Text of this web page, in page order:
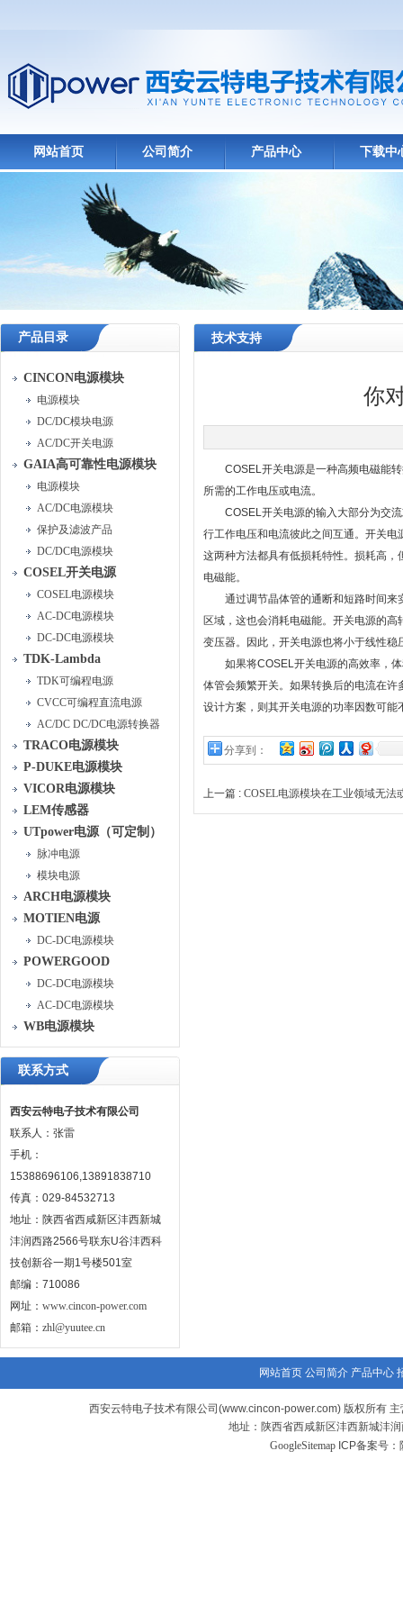
网站首页 公司简介 产品中心 下载中
产品目录
CINCON电源模块
电源模块
DC/DC模块电源
AC/DC开关电源
GAIA高可靠性电源模块
电源模块
AC/DC电源模块
保护及滤波产品
DC/DC电源模块
COSEL开关电源
COSEL电源模块
AC-DC电源模块
DC-DC电源模块
TDK-Lambda
TDK可编程电源
CVCC可编程直流电源
AC/DC DC/DC电源转换器
TRACO电源模块
P-DUKE电源模块
VICOR电源模块
LEM传感器
UTpower电源（可定制）
脉冲电源
模块电源
ARCH电源模块
MOTIEN电源
DC-DC电源模块
POWERGOOD
DC-DC电源模块
AC-DC电源模块
WB电源模块
联系方式
西安云特电子技术有限公司
联系人：张雷
手机：
15388696106,13891838710
传真：029-84532713
地址：陕西省西咸新区沣西新城
沣润西路2566号联东U谷沣西科
技创新谷一期1号楼501室
邮编：710086
网址： www.cincon-power.com
邮箱： zhl@yuutee.cn
技术支持
你
COSEL开关电源是一种高频电磁能转
所需的工作电压或电流。
COSEL开关电源的输入大部分为交流
行工作电压和电流彼此之间互通。开关
这两种方法都具有低损耗特性。损耗高
电磁能。
通过调节晶体管的通断和短路时间来
区域，这也会消耗电磁能。开关电源的
变压器。因此，开关电源也将小于线性稳
如果将COSEL开关电源的高效率，体
体管会频繁开关。如果转换后的电流在
设计方案，则其开关电源的功率因数可能
分享到：
上一篇 : COSEL电源模块在工业领域无法
网站首页 公司简介 产品中心
西安云特电子技术有限公司(www.cincon-power.com) 版权所有 主
地址：陕西省西咸新区沣西新城沣
GoogleSitemap ICP备案号：